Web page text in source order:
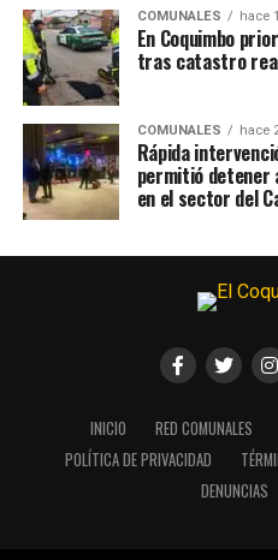
COMUNALES hace
En Coquimbo
tras catastro
COMUNALES hace
Rápida
permitió
en el sector del
INICIO RED COMUNALES
POLÍTICA DE PRIVACIDAD
DENUNCIAS